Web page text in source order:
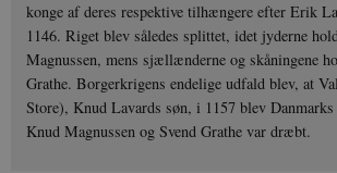
konge af deres respektive tilhængere efter Erik
1146. Riget blev således splittet, idet jyderne
Magnussen, mens sjællænderne og skåningene
Grathe. Borgerkrigens endelige udfald blev, at
Store), Knud Lavards søn, i 1157 blev Danmarks
Knud Magnussen og Svend Grathe var dræbt.